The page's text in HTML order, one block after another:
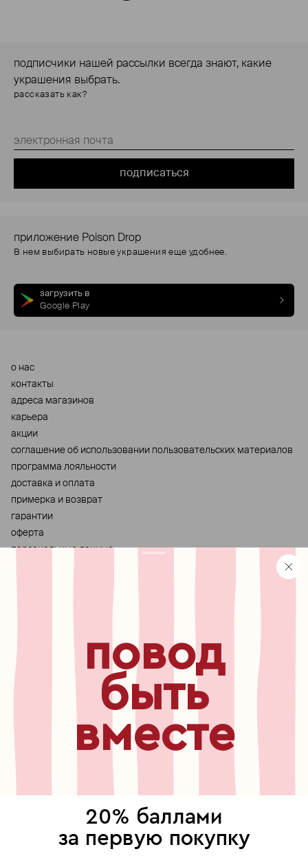
подписчики нашей рассылки всегда знают, какие
украшения выбрать.
рассказать как?
подписаться
приложение Poison Drop
В нем выбирать новые украшения еще удобнее.
загрузить в
Google Play
о нас
контакты
адреса магазинов
карьера
акции
cоглашение об использовании пользовательских материалов
программа лояльности
доставка и оплата
примерка и возврат
гарантии
оферта
персональные данные
бесплатный звонок по России
8 800 775⁠-07⁠-19
новинках, специальных
мероприятиях, скидках и
многом другом
выберите, где продолжить
Для хорошей работы сайта мы используем файлы cookies
повод
быть
вместе
20% баллами
за первую покупку